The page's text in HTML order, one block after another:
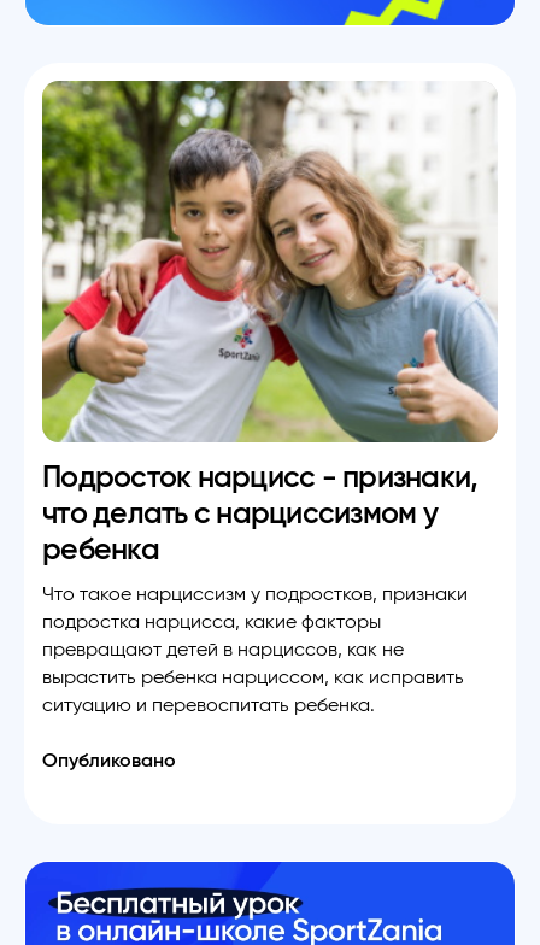
Подросток нарцисс - признаки,
что делать с нарциссизмом у
ребенка
Что такое нарциссизм у подростков, признаки
подростка нарцисса, какие факторы
превращают детей в нарциссов, как не
вырастить ребенка нарциссом, как исправить
ситуацию и перевоспитать ребенка.
Опубликовано